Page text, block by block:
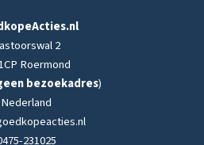
2
Roermond
bezoekadres)
Nederland
231025